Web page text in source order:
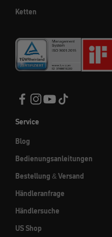
Ketten
Service
Blog
Bedienungsanleitungen
Bestellung & Versand
Händleranfrage
Händlersuche
US Shop